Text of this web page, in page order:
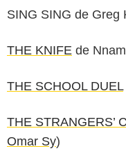
SING SING de Greg
THE KNIFE de
THE SCHOOL DUEL
THE STRANGERS’
Omar Sy)